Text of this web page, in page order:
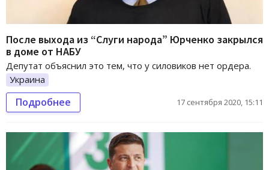
После выхода из “Слуги народа” Юрченко закрылся
в доме от НАБУ
Депутат объяснил это тем, что у силовиков нет ордера.
Украина
Подробнее 17 сентября 2020, 15:11